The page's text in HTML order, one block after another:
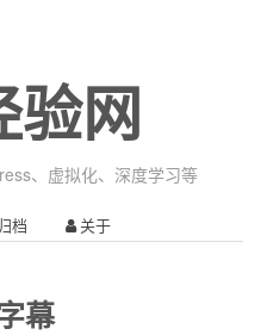
网
、虚拟化、深度学习等
档 关于
幕